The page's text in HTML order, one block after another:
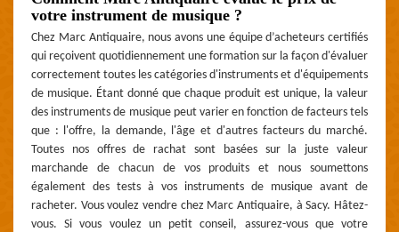
votre instrument de musique ?
Chez Marc Antiquaire, nous avons une équipe d’acheteurs certifiés
qui reçoivent quotidiennement une formation sur la façon d'évaluer
correctement toutes les catégories d'instruments et d'équipements
de musique. Étant donné que chaque produit est unique, la valeur
des instruments de musique peut varier en fonction de facteurs tels
que : l'offre, la demande, l'âge et d'autres facteurs du marché.
Toutes nos offres de rachat sont basées sur la juste valeur
marchande de chacun de vos produits et nous soumettons
également des tests à vos instruments de musique avant de
racheter. Vous voulez vendre chez Marc Antiquaire, à Sacy. Hâtez-
vous. Si vous voulez un petit conseil, assurez-vous que votre